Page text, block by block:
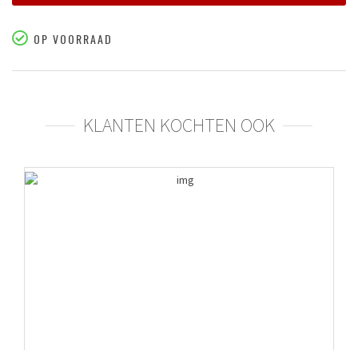
OP VOORRAAD
KLANTEN KOCHTEN OOK